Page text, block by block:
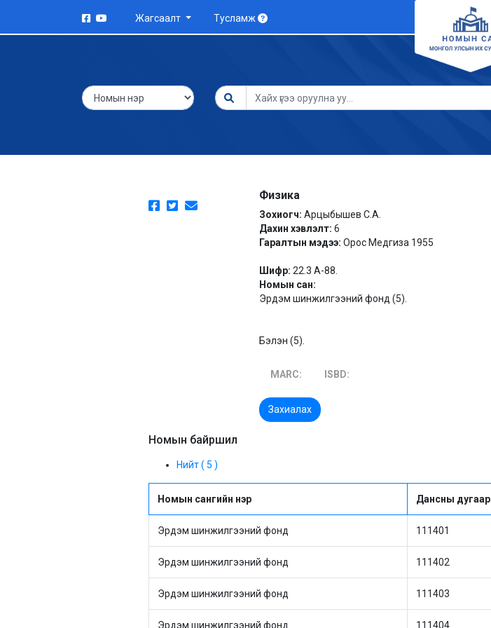
Жагсаалт Тусламж
Физика
Зохиогч:Арцыбышев С.А.
Дахин хэвлэлт:6
Гаралтын мэдээ:Орос Медгиза 1955
Шифр:22.3 А-88.
Номын сан:
Эрдэм шинжилгээний фонд (5).
Бэлэн (5).
MARC: ISBD:
Захиалах
Номын байршил
Нийт ( 5 )
Номын сангийн нэр Дансны дугаар
Эрдэм шинжилгээний фонд 111401
Эрдэм шинжилгээний фонд 111402
Эрдэм шинжилгээний фонд 111403
Эрдэм шинжилгээний фонд 111404